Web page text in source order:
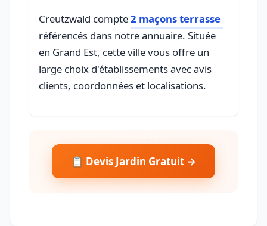
Creutzwald compte2 maçons terrasse
référencés dans notre annuaire. Située
en Grand Est, cette ville vous offre un
large choix d'établissements avec avis
clients, coordonnées et localisations.
📋 Devis Jardin Gratuit →